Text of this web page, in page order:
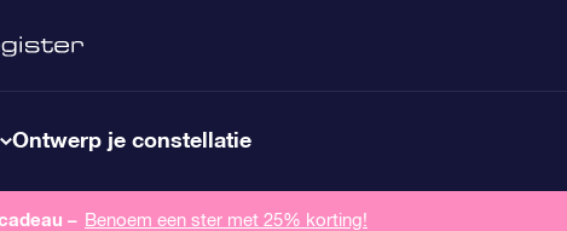
Ontwerp je constellatie
– Benoem een ​​ster met 25% korting!